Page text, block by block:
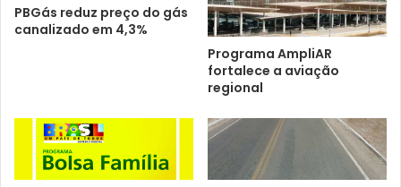
PBGás reduz preço do gás
canalizado em 4,3%
Programa AmpliAR
fortalece a aviação
regional